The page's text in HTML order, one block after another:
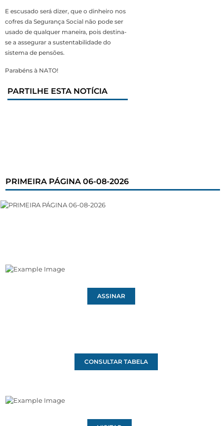
E escusado será dizer, que o dinheiro nos
cofres da Segurança Social não pode ser
usado de qualquer maneira, pois destina-
se a assegurar a sustentabilidade do
sistema de pensões.
Parabéns à NATO!
PARTILHE ESTA NOTÍCIA
PRIMEIRA PÁGINA 06-08-2026
ASSINAR
CONSULTAR TABELA